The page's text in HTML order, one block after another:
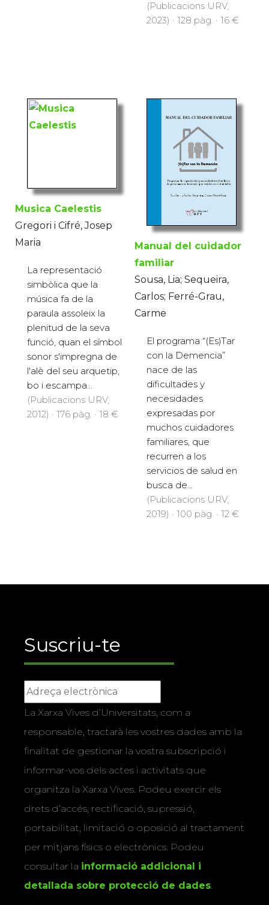
(Publicacions URV,
2023) · 128 pàg. · 16 €
Musica Caelestis
Gregori i Cifré, Josep
Maria
La representació
simbòlica que la
música fa de la
paraula assoleix la
plenitud de la seva
funció, quan el símbol
sonor s'impregna de
l'alè del seu arquetip,
bo i escampa...
(Publicacions URV,
2012) · 176 pàg. · 18 €
Manual del cuidador
familiar
Sousa, Lia; Sequeira,
Carlos; Ferré-Grau,
Carme
El programa “(Es)Tar
con la Demencia”
nace de las
dificultades y
necesidades
expresadas por
muchos cuidadores
familiares, que
recurren a los
servicios de salud en
busca de...
(Publicacions URV,
2019) · 100 pàg. · 12 €
Suscriu-te
La Xarxa Vives d’Universitats, com a
responsable, tractarà les vostres dades amb la
finalitat de gestionar la vostra subscripció i
informar-vos dels actes i activitats que
organitza la Xarxa Vives. Podeu exercir els
drets d’accés, rectificació, supressió,
portabilitat, limitació o oposició al tractament
per mitjans físics o electrònics. Podeu
consultar la informació addicional i
detallada sobre protecció de dades.